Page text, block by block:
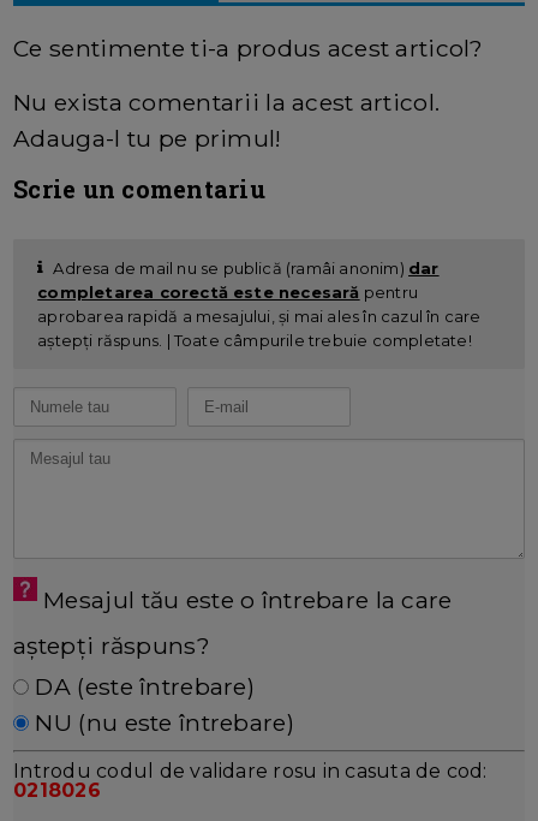
Ce sentimente ti-a produs acest articol?
Nu exista comentarii la acest articol.
Adauga-l tu pe primul!
Scrie un comentariu
Adresa de mail nu se publică (ramâi anonim) dar
completarea corectă este necesară pentru
aprobarea rapidă a mesajului, și mai ales în cazul în care
aștepți răspuns. | Toate câmpurile trebuie completate!
Mesajul tău este o întrebare la care
aștepți răspuns?
DA (este întrebare)
NU (nu este întrebare)
Introdu codul de validare rosu in casuta de cod:
0218026